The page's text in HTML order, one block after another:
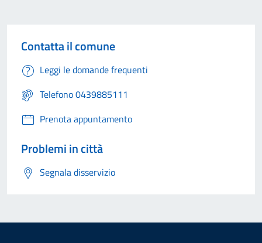
Contatta il comune
Leggi le domande frequenti
Telefono 0439885111
Prenota appuntamento
Problemi in città
Segnala disservizio